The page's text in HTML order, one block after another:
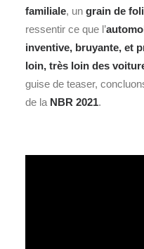
familiale, un grain de
ressentir ce que l’
inventive, bruyante, et
loin, très loin des
guise de teaser,
de la NBR 2021.